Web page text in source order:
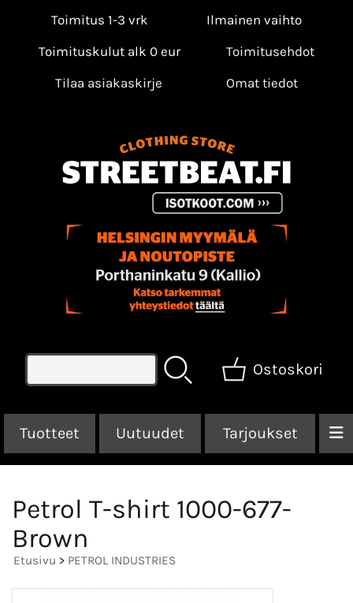
Toimitus 1-3 vrk
Ilmainen vaihto
Toimituskulut alk 0 eur
Toimitusehdot
Tilaa asiakaskirje
Omat tiedot
Ostoskori
Tuotteet Uutuudet Tarjoukset
Petrol T-shirt 1000-677-
Brown
Etusivu > PETROL INDUSTRIES